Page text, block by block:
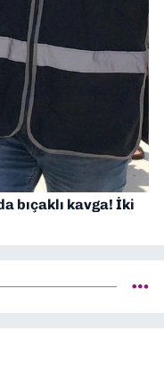
bıçaklı kavga! İki